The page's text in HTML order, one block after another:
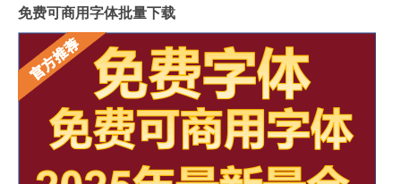
免费可商用字体批量下载